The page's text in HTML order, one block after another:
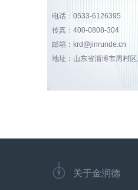
电话：0533-6126395
传真：400-0808-304
邮箱：krd@jinrunde.cn
地址：山东省淄博市周村
关于金润德